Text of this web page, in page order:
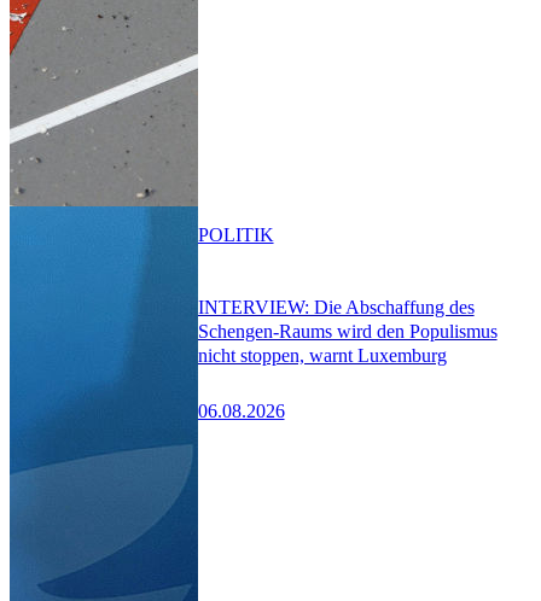
INTERVIEW: Die Abschaffung des
Schengen-Raums wird den Populismus
nicht stoppen, warnt Luxemburg
06.08.2026
POLITIK